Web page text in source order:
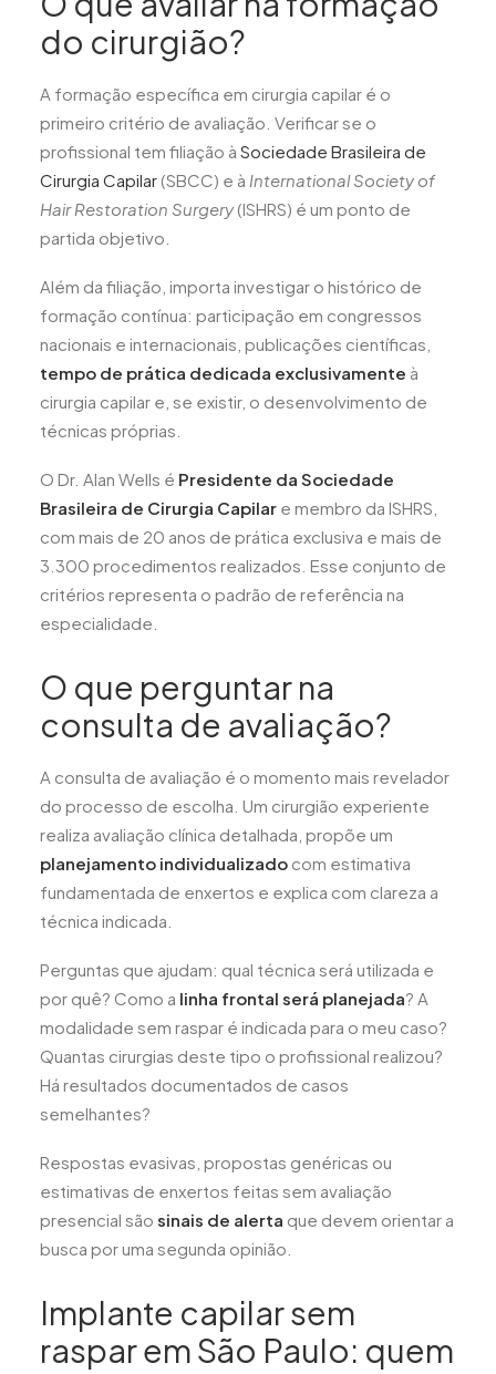
do cirurgião?
A formação específica em cirurgia capilar é o
primeiro critério de avaliação. Verificar se o
profissional tem filiação à Sociedade Brasileira de
Cirurgia Capilar (SBCC) e à International Society of
Hair Restoration Surgery (ISHRS) é um ponto de
partida objetivo.
Além da filiação, importa investigar o histórico de
formação contínua: participação em congressos
nacionais e internacionais, publicações científicas,
tempo de prática dedicada exclusivamente à
cirurgia capilar e, se existir, o desenvolvimento de
técnicas próprias.
O Dr. Alan Wells é Presidente da Sociedade
Brasileira de Cirurgia Capilar e membro da ISHRS,
com mais de 20 anos de prática exclusiva e mais de
3.300 procedimentos realizados. Esse conjunto de
critérios representa o padrão de referência na
especialidade.
O que perguntar na
consulta de avaliação?
A consulta de avaliação é o momento mais revelador
do processo de escolha. Um cirurgião experiente
realiza avaliação clínica detalhada, propõe um
planejamento individualizado com estimativa
fundamentada de enxertos e explica com clareza a
técnica indicada.
Perguntas que ajudam: qual técnica será utilizada e
por quê? Como a linha frontal será planejada? A
modalidade sem raspar é indicada para o meu caso?
Quantas cirurgias deste tipo o profissional realizou?
Há resultados documentados de casos
semelhantes?
Respostas evasivas, propostas genéricas ou
estimativas de enxertos feitas sem avaliação
presencial são sinais de alerta que devem orientar a
busca por uma segunda opinião.
Implante capilar sem
raspar em São Paulo: quem